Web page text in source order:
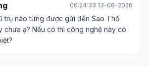
06:24:33 13-06-2026
trụ nào từng được gửi đến Sao Thổ
chưa ạ? Nếu có thì công nghệ này có